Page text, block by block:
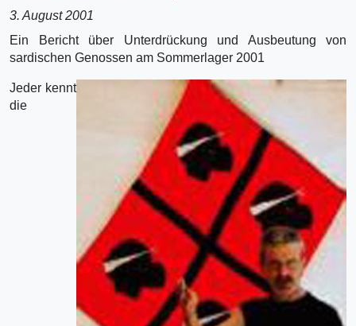
3. August 2001
Ein Bericht über Unterdrückung und Ausbeutung von
sardischen Genossen am Sommerlager 2001
Jeder kennt
die